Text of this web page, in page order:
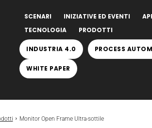
SCENARI INIZIATIVE ED EVENTI
TECNOLOGIA
PRODOTTI
INDUSTRIA 4.0 PROCESS
WHITE PAPER
Monitor Open Frame Ultra-sottile